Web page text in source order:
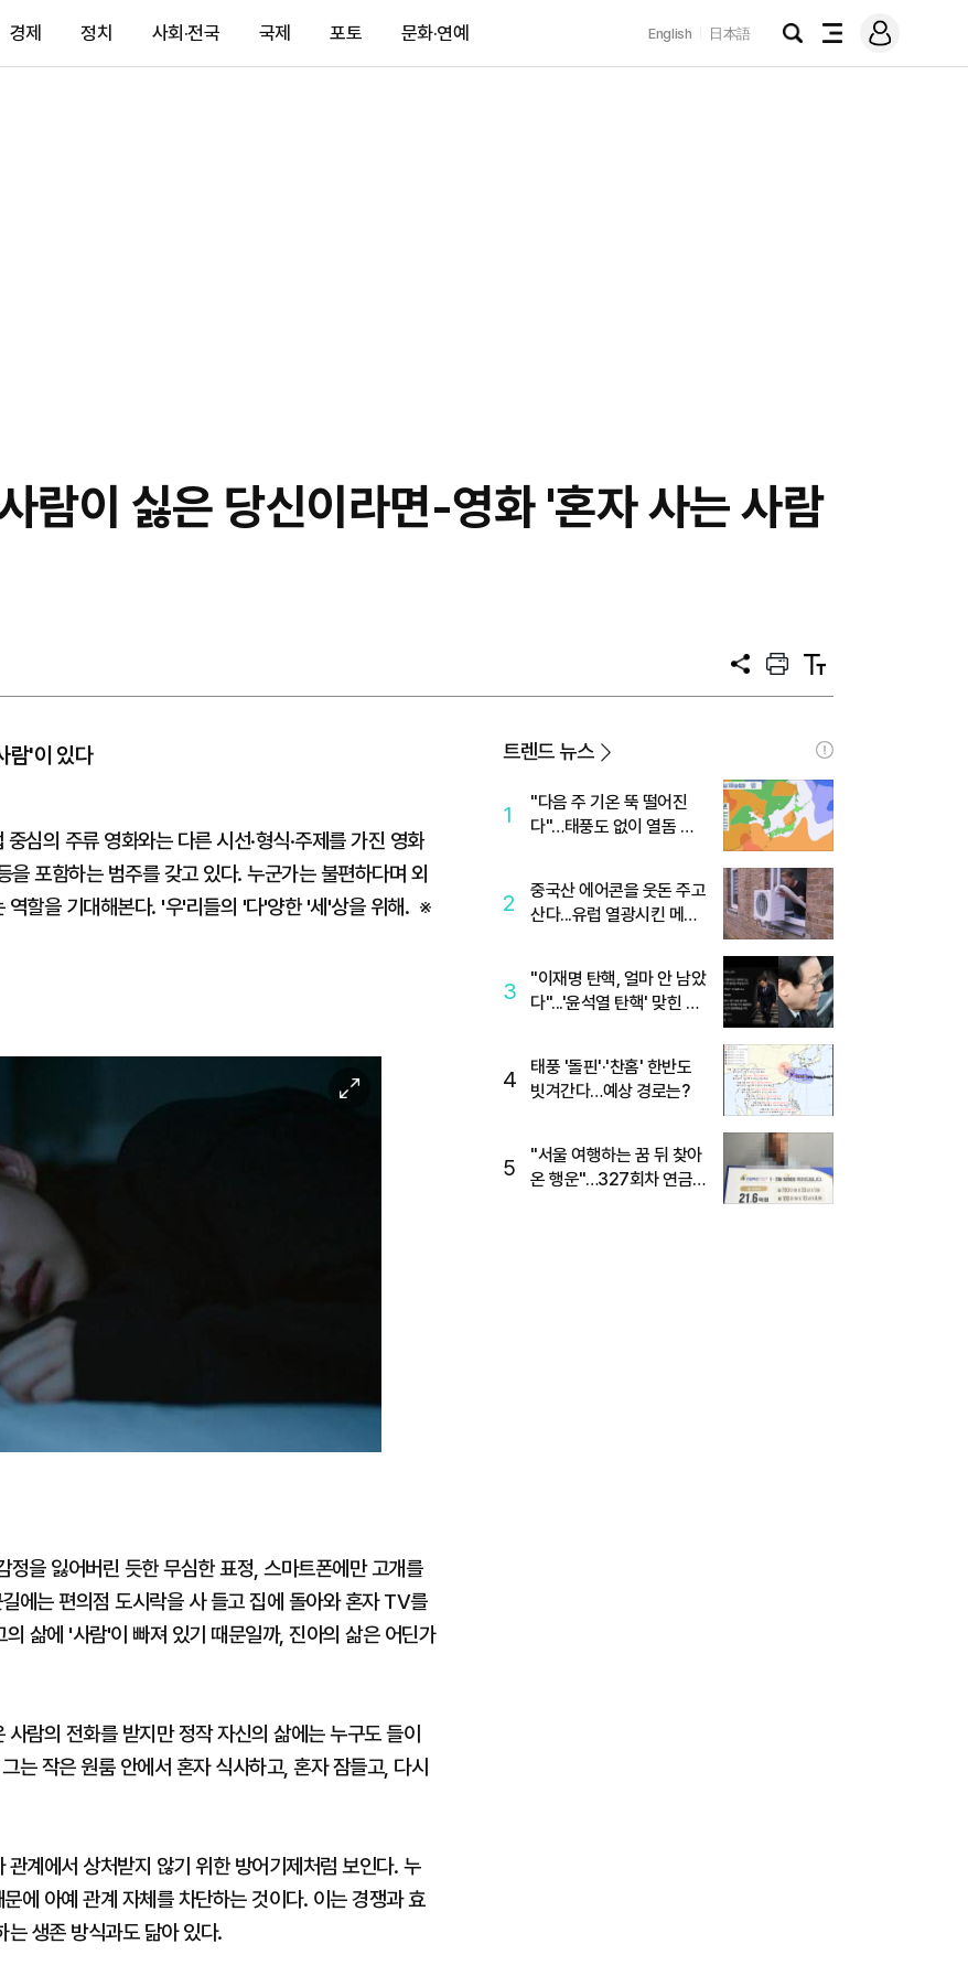
경제 정치 사회·전국 국제 포토 문화·연예 English 日本語
검
전
메
그
람이 싫은 당신이라면-영화 '혼자 사는 사람
공
프
트
텍
트
람'이 있다
심의 주류 영화와는 다른 시선·형식·주제를 가진 영화
포함하는 범주를 갖고 있다. 누군가는 불편하다며 외
역할을 기대해본다. '우'리들의 '다'양한 '세'상을 위해. ※
을 잃어버린 듯한 무심한 표정, 스마트폰에만 고개를
에는 편의점 도시락을 사 들고 집에 돌아와 혼자 TV를
삶에 '사람'이 빠져 있기 때문일까, 진아의 삶은 어딘가
람의 전화를 받지만 정작 자신의 삶에는 누구도 들이
는 작은 원룸 안에서 혼자 식사하고, 혼자 잠들고, 다시
계에서 상처받지 않기 위한 방어기제처럼 보인다. 누
에 아예 관계 자체를 차단하는 것이다. 이는 경쟁과 효
생존 방식과도 닮아 있다.
트렌드 뉴스
1
"다음 주 기온 뚝 떨어진
다"…태풍도 없이 열돔 박
2
중국산 에어콘을 웃돈 주고
산다...유럽 열광시킨 메이
3
"이재명 탄핵, 얼마 안 남았
다"...'윤석열 탄핵' 맞힌 무
4
태풍 '돌핀'·'찬홈' 한반도
빗겨간다…예상 경로는?
5
"서울 여행하는 꿈 뒤 찾아
온 행운"…327회차 연금